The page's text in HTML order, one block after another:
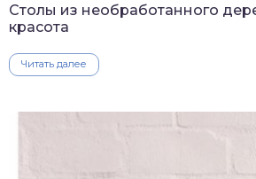
Столы из необработанного
красота
Читать далее